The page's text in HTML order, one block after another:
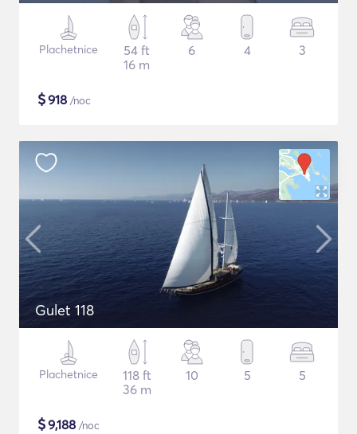
Plachetnice
54 ft
16 m
6 4 3
$918 /noc
Gulet 118
Plachetnice
118 ft
36 m
10 5 5
$9,188 /noc